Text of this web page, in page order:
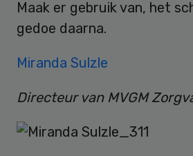
Maak er gebruik van, het
gedoe daarna.
Miranda Sulzle
Directeur van MVGM